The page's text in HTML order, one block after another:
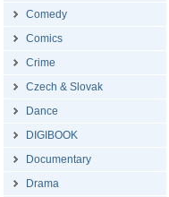
Comedy
Comics
Crime
Czech & Slovak
Dance
DIGIBOOK
Documentary
Drama